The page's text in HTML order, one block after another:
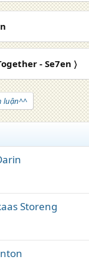
- Se7en 〉
luận^^
Storeng